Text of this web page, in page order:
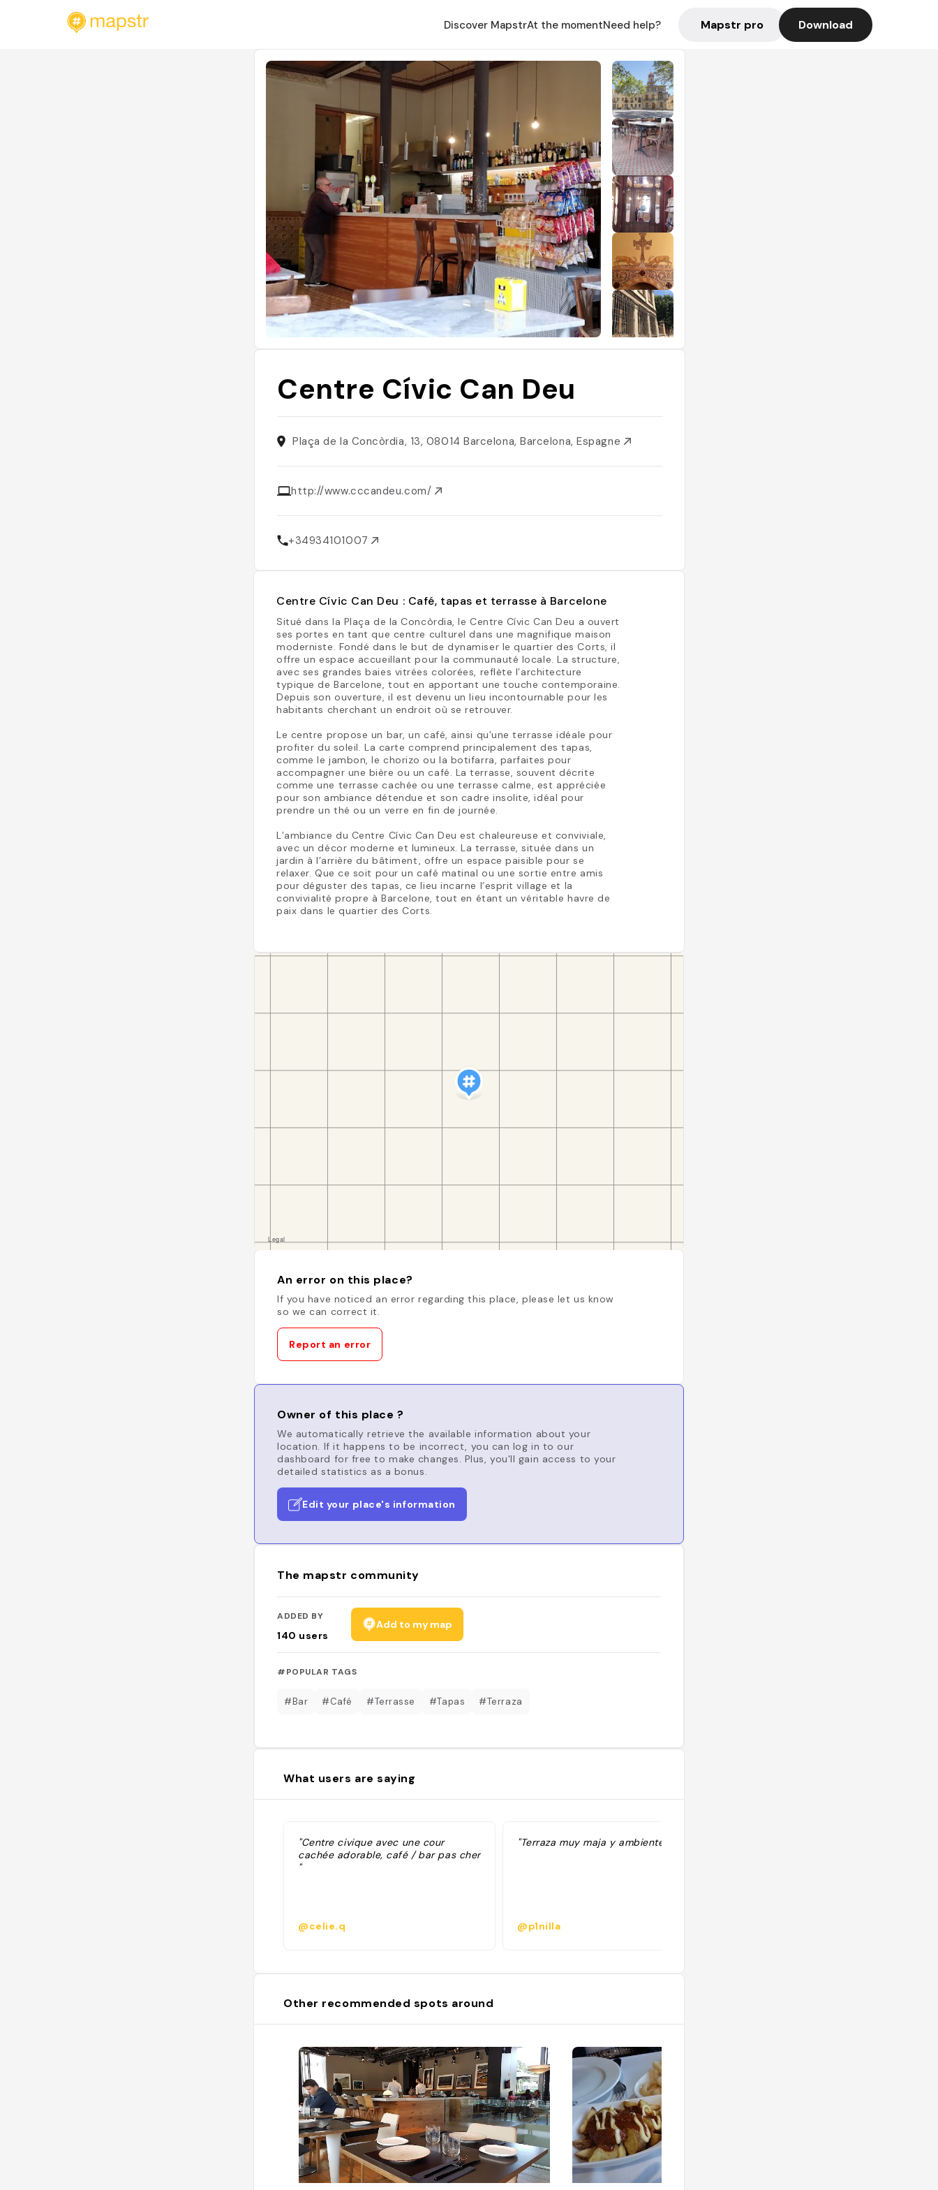
Discover MapstrAt the momentNeed help? Mapstr pro Download
Centre Cívic Can Deu
Plaça de la Concòrdia, 13, 08014 Barcelona, Barcelona, Espagne
http://www.cccandeu.com/
+34934101007
Centre Cívic Can Deu : Café, tapas et terrasse à Barcelone
Situé dans la Plaça de la Concòrdia, le Centre Cívic Can Deu a ouvert
ses portes en tant que centre culturel dans une magnifique maison
moderniste. Fondé dans le but de dynamiser le quartier des Corts, il
offre un espace accueillant pour la communauté locale. La structure,
avec ses grandes baies vitrées colorées, reflète l’architecture
typique de Barcelone, tout en apportant une touche contemporaine.
Depuis son ouverture, il est devenu un lieu incontournable pour les
habitants cherchant un endroit où se retrouver.
Le centre propose un bar, un café, ainsi qu’une terrasse idéale pour
profiter du soleil. La carte comprend principalement des tapas,
comme le jambon, le chorizo ou la botifarra, parfaites pour
accompagner une bière ou un café. La terrasse, souvent décrite
comme une terrasse cachée ou une terrasse calme, est appréciée
pour son ambiance détendue et son cadre insolite, idéal pour
prendre un thé ou un verre en fin de journée.
L’ambiance du Centre Cívic Can Deu est chaleureuse et conviviale,
avec un décor moderne et lumineux. La terrasse, située dans un
jardin à l’arrière du bâtiment, offre un espace paisible pour se
relaxer. Que ce soit pour un café matinal ou une sortie entre amis
pour déguster des tapas, ce lieu incarne l’esprit village et la
convivialité propre à Barcelone, tout en étant un véritable havre de
paix dans le quartier des Corts.
An error on this place?
If you have noticed an error regarding this place, please let us know
so we can correct it.
Report an error
Owner of this place ?
We automatically retrieve the available information about your
location. If it happens to be incorrect, you can log in to our
dashboard for free to make changes. Plus, you'll gain access to your
detailed statistics as a bonus.
Edit your place's information
The mapstr community
ADDED BY
140 users
Add to my map
#POPULAR TAGS
#Bar #Café #Terrasse #Tapas #Terraza
What users are saying
"Centre civique avec une cour
cachée adorable, café / bar pas cher
"
@celie.q
"Terraza muy maja y ambiente top"
@p1nilla
Other recommended spots around